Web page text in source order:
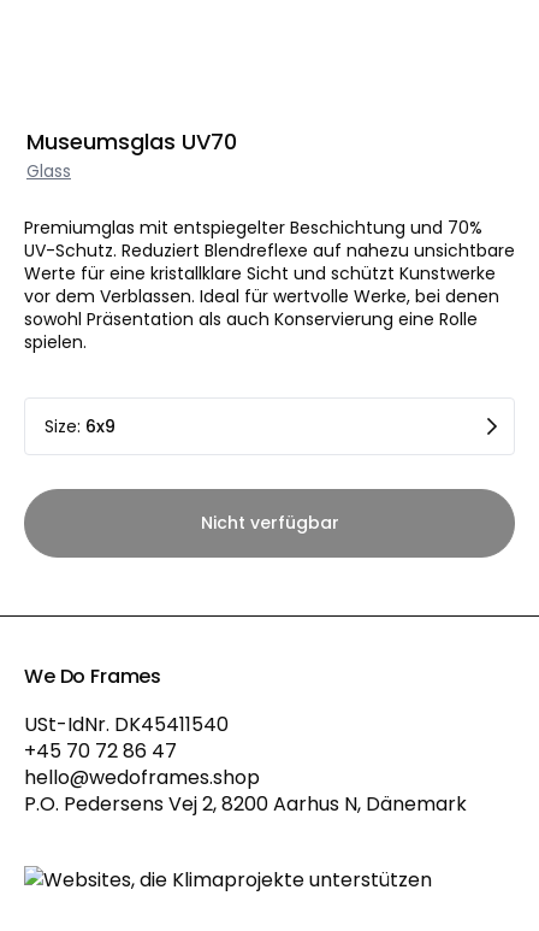
Museumsglas UV70
Glass
Premiumglas mit entspiegelter Beschichtung und 70%
UV-Schutz. Reduziert Blendreflexe auf nahezu unsichtbare
Werte für eine kristallklare Sicht und schützt Kunstwerke
vor dem Verblassen. Ideal für wertvolle Werke, bei denen
sowohl Präsentation als auch Konservierung eine Rolle
spielen.
Size: 6x9
Nicht verfügbar
We Do Frames
USt-IdNr. DK45411540
+45 70 72 86 47
hello@wedoframes.shop
P.O. Pedersens Vej 2, 8200 Aarhus N, Dänemark